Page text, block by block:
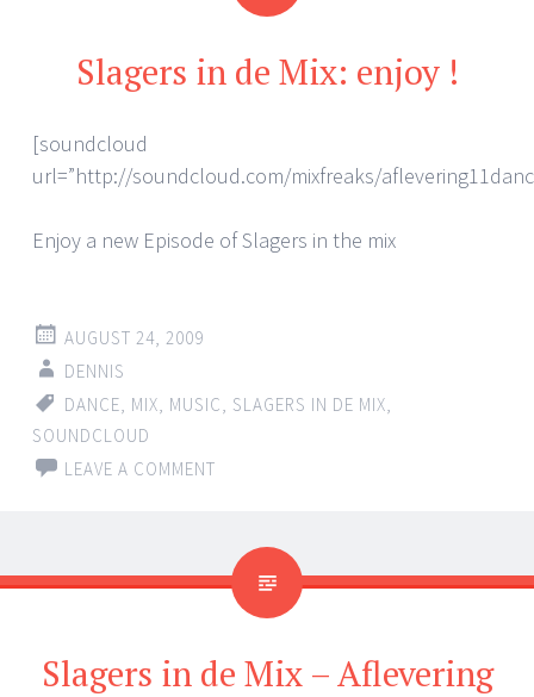
Slagers in de Mix: enjoy !
[soundcloud
url=”http://soundcloud.com/mixfreaks/
Enjoy a new Episode of Slagers in the mix
AUGUST 24, 2009
DENNIS
DANCE, MIX, MUSIC, SLAGERS IN DE MIX,
SOUNDCLOUD
LEAVE A COMMENT
Slagers in de Mix – Aflevering